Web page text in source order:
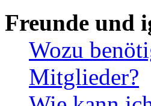
Freunde und
Wozu
Mitglieder?